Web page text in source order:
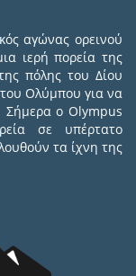
αγώνας ορεινού
ιερή πορεία της
πόλης του Δίου
Ολύμπου για να
Σήμερα ο Olympus
σε υπέρτατο
τα ίχνη της